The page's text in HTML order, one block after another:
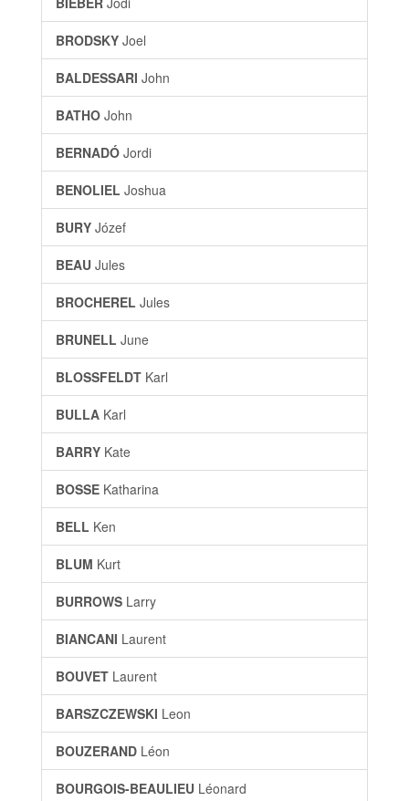
BRODSKY Joel
BALDESSARI John
BATHO John
BERNADÓ Jordi
BENOLIEL Joshua
BURY Józef
BEAU Jules
BROCHEREL Jules
BRUNELL June
BLOSSFELDT Karl
BULLA Karl
BARRY Kate
BOSSE Katharina
BELL Ken
BLUM Kurt
BURROWS Larry
BIANCANI Laurent
BOUVET Laurent
BARSZCZEWSKI Leon
BOUZERAND Léon
BOURGOIS-BEAULIEU Léonard